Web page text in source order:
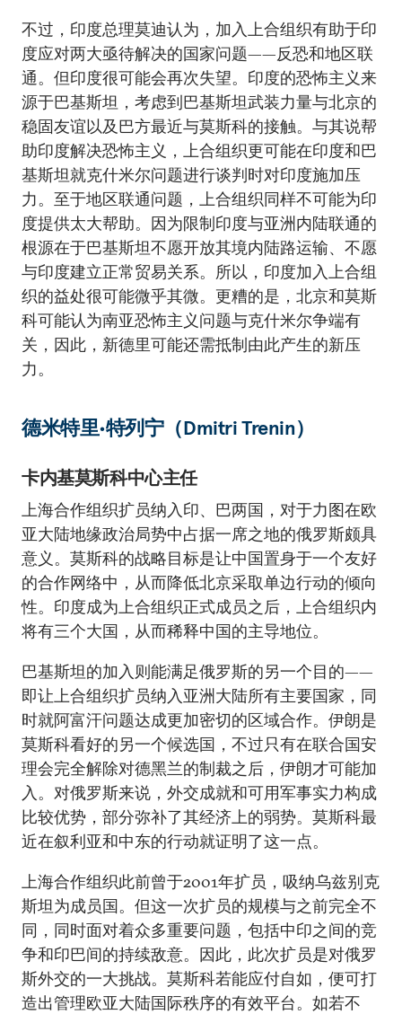
不过，印度总理莫迪认为，加入上合组织有助于印
度应对两大亟待解决的国家问题——反恐和地区联
通。但印度很可能会再次失望。印度的恐怖主义来
源于巴基斯坦，考虑到巴基斯坦武装力量与北京的
稳固友谊以及巴方最近与莫斯科的接触。与其说帮
助印度解决恐怖主义，上合组织更可能在印度和巴
基斯坦就克什米尔问题进行谈判时对印度施加压
力。至于地区联通问题，上合组织同样不可能为印
度提供太大帮助。因为限制印度与亚洲内陆联通的
根源在于巴基斯坦不愿开放其境内陆路运输、不愿
与印度建立正常贸易关系。所以，印度加入上合组
织的益处很可能微乎其微。更糟的是，北京和莫斯
科可能认为南亚恐怖主义问题与克什米尔争端有
关，因此，新德里可能还需抵制由此产生的新压
力。
德米特里∙特列宁（Dmitri Trenin）
卡内基莫斯科中心主任
上海合作组织扩员纳入印、巴两国，对于力图在欧
亚大陆地缘政治局势中占据一席之地的俄罗斯颇具
意义。莫斯科的战略目标是让中国置身于一个友好
的合作网络中，从而降低北京采取单边行动的倾向
性。印度成为上合组织正式成员之后，上合组织内
将有三个大国，从而稀释中国的主导地位。
巴基斯坦的加入则能满足俄罗斯的另一个目的——
即让上合组织扩员纳入亚洲大陆所有主要国家，同
时就阿富汗问题达成更加密切的区域合作。伊朗是
莫斯科看好的另一个候选国，不过只有在联合国安
理会完全解除对德黑兰的制裁之后，伊朗才可能加
入。对俄罗斯来说，外交成就和可用军事实力构成
比较优势，部分弥补了其经济上的弱势。莫斯科最
近在叙利亚和中东的行动就证明了这一点。
上海合作组织此前曾于2001年扩员，吸纳乌兹别克
斯坦为成员国。但这一次扩员的规模与之前完全不
同，同时面对着众多重要问题，包括中印之间的竞
争和印巴间的持续敌意。因此，此次扩员是对俄罗
斯外交的一大挑战。莫斯科若能应付自如，便可打
造出管理欧亚大陆国际秩序的有效平台。如若不